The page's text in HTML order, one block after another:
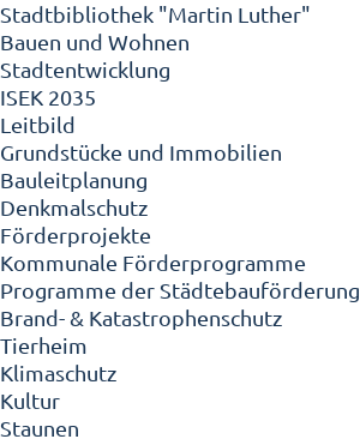
Stadtbibliothek "Martin Luther"
Bauen und Wohnen
Stadtentwicklung
ISEK 2035
Leitbild
Grundstücke und Immobilien
Bauleitplanung
Denkmalschutz
Förderprojekte
Kommunale Förderprogramme
Programme der Städtebauförderung
Brand- & Katastrophenschutz
Tierheim
Klimaschutz
Kultur
Staunen